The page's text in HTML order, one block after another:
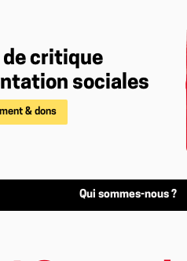
critique
sociales
& dons
Qui sommes-nous ?